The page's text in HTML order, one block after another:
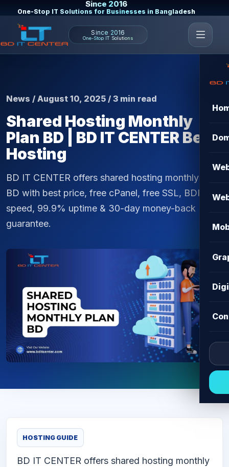
Since 2016
One-Stop IT Solutions for Businesses in Bangladesh
Since 2016
One-Stop IT Solutions
News / August 10, 2025 / 3 min read
Shared Hosting Monthly
Plan BD | BD IT CENTER Best
Hosting
BD IT CENTER offers shared hosting monthly plan
BD with best price, free cPanel, free SSL, BDIX
speed, 99.9% uptime & 30-day money-back
guarantee.
HOSTING GUIDE
BD IT CENTER offers shared hosting monthly